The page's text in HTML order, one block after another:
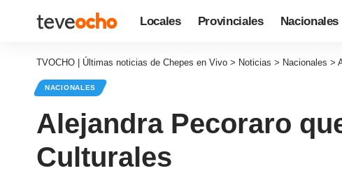
Locales Provinciales Nacionales
TVOCHO | Últimas noticias de Chepes en Vivo > Noticias > Nacionales >
NACIONALES
Alejandra Pecoraro
Culturales